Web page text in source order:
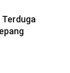
Terduga